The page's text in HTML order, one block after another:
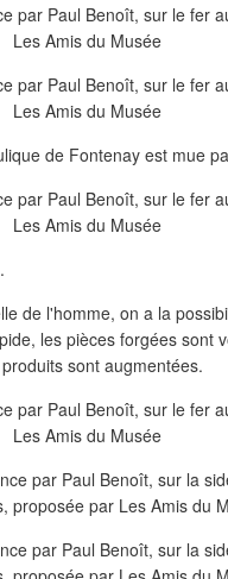
de Fontenay est mue
de l'homme, on a la
les pièces forgées sont
sont augmentées.